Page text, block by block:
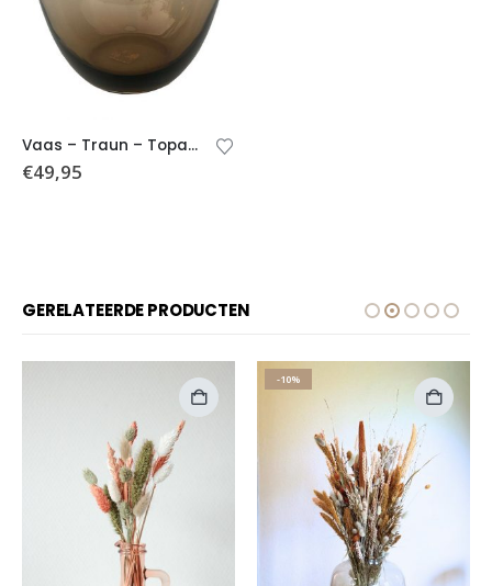
Vaas – Traun – Topaz – Ø23,5xH30cm
€49,95
GERELATEERDE PRODUCTEN